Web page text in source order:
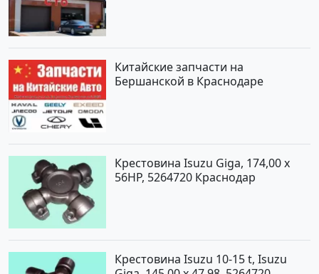
Китайские запчасти на
Бершанской в Краснодаре
Крестовина Isuzu Giga, 174,00 x
56HP, 5264720 Краснодар
Крестовина Isuzu 10-15 t, Isuzu